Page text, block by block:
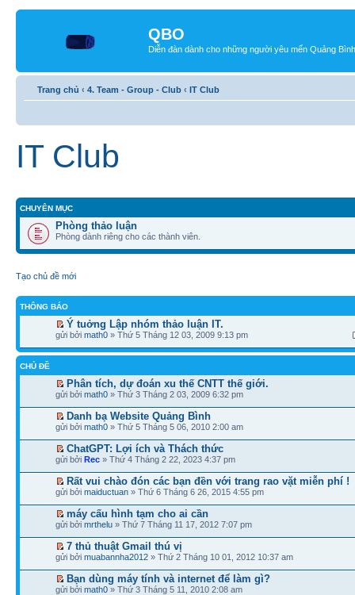
QBO
Diễn đàn dành cho những người yêu mến Quảng Bình
Trang chủ ‹ 4. Team - Group - Club ‹ IT Club
IT Club
CHUYÊN MỤC
Phòng thảo luận
Phòng dành riêng cho các thành viên.
Tạo chủ đề mới
THÔNG BÁO
Ý tuởng Lập nhóm thảo luận IT.
gửi bởi math0 » Thứ 5 Tháng 12 03, 2009 9:13 pm
CHỦ ĐỀ
Phân tích, dự đoán xu thế CNTT thế giới.
gửi bởi math0 » Thứ 3 Tháng 2 03, 2009 6:32 pm
Danh bạ Website Quảng Bình
gửi bởi math0 » Thứ 5 Tháng 5 06, 2010 2:00 am
ChatGPT: Lợi ích và Thách thức
gửi bởi Rec » Thứ 4 Tháng 2 22, 2023 4:37 pm
Rất vui chào đón các bạn đền với trang rao vặt miễn phí !
gửi bởi maiductuan » Thứ 6 Tháng 6 26, 2015 4:55 pm
máy cấu hình tạm cho ai cần
gửi bởi mrthelu » Thứ 7 Tháng 11 17, 2012 7:07 pm
7 thủ thuật Gmail thú vị
gửi bởi muabannha2012 » Thứ 2 Tháng 10 01, 2012 10:37 am
Bạn dùng máy tính và internet để làm gì?
gửi bởi math0 » Thứ 3 Tháng 5 11, 2010 2:08 am